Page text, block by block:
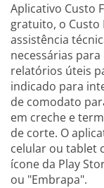
Aplicativo Custo
gratuito, o Custo
assistência
necessárias
relatórios úteis
indicado para
de comodato
em creche e
de corte. O
celular ou tablet
ícone da Play
ou "Embrapa".